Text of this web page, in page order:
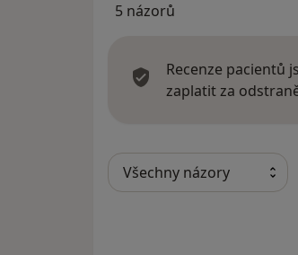
5 názorů
Recenze pacientů
zaplatit za